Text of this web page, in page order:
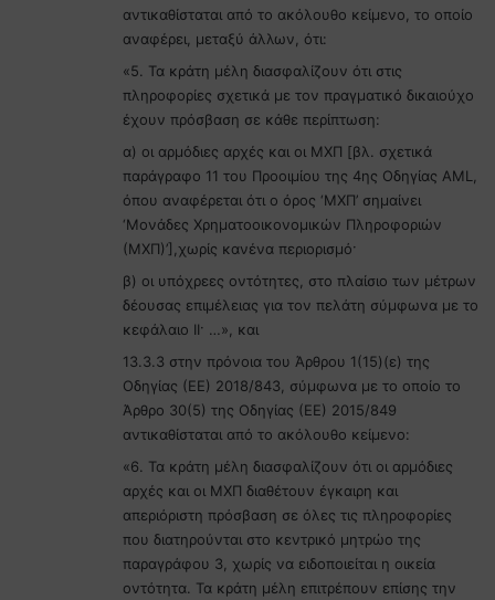
αντικαθίσταται από το ακόλουθο κείμενο, το οποίο
αναφέρει, μεταξύ άλλων, ότι:
«5. Τα κράτη μέλη διασφαλίζουν ότι στις
πληροφορίες σχετικά με τον πραγματικό δικαιούχο
έχουν πρόσβαση σε κάθε περίπτωση:
α) οι αρμόδιες αρχές και οι ΜΧΠ [βλ. σχετικά
παράγραφο 11 του Προοιμίου της 4ης Οδηγίας AML,
όπου αναφέρεται ότι ο όρος ‘ΜΧΠ’ σημαίνει
‘Μονάδες Χρηματοοικονομικών Πληροφοριών
(ΜΧΠ)’],χωρίς κανένα περιορισμό·
β) οι υπόχρεες οντότητες, στο πλαίσιο των μέτρων
δέουσας επιμέλειας για τον πελάτη σύμφωνα με το
κεφάλαιο II· …», και
13.3.3 στην πρόνοια του Άρθρου 1(15)(ε) της
Οδηγίας (ΕΕ) 2018/843, σύμφωνα με το οποίο το
Άρθρο 30(5) της Οδηγίας (ΕΕ) 2015/849
αντικαθίσταται από το ακόλουθο κείμενο:
«6. Τα κράτη μέλη διασφαλίζουν ότι οι αρμόδιες
αρχές και οι ΜΧΠ διαθέτουν έγκαιρη και
απεριόριστη πρόσβαση σε όλες τις πληροφορίες
που διατηρούνται στο κεντρικό μητρώο της
παραγράφου 3, χωρίς να ειδοποιείται η οικεία
οντότητα. Τα κράτη μέλη επιτρέπουν επίσης την